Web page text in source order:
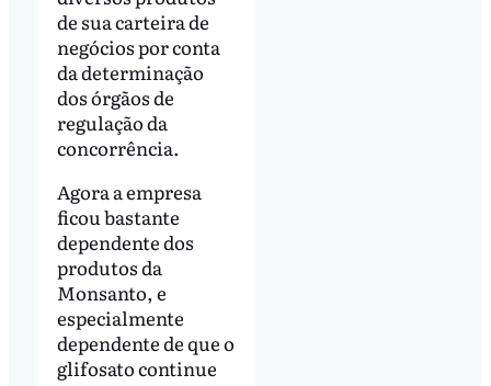
de sua carteira de
negócios por conta
da determinação
dos órgãos de
regulação da
concorrência.
Agora a empresa
ficou bastante
dependente dos
produtos da
Monsanto, e
especialmente
dependente de que o
glifosato continue